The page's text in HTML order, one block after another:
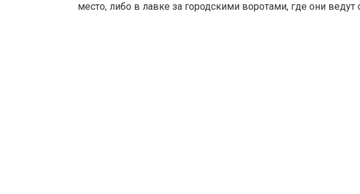
место, либо в лавке за городскими воротами, где они